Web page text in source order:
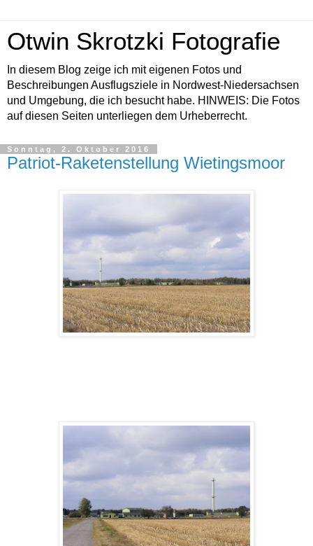
Otwin Skrotzki Fotografie
In diesem Blog zeige ich mit eigenen Fotos und
Beschreibungen Ausflugsziele in Nordwest-Niedersachsen
und Umgebung, die ich besucht habe. HINWEIS: Die Fotos
auf diesen Seiten unterliegen dem Urheberrecht.
Sonntag, 2. Oktober 2016
Patriot-Raketenstellung Wietingsmoor